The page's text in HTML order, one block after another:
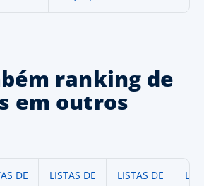
ranking de
em outros
DE
LISTAS DE
LISTAS DE